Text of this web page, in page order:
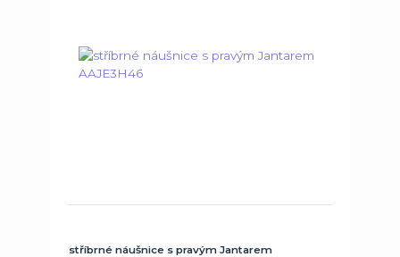
stříbrné náušnice s pravým Jantarem